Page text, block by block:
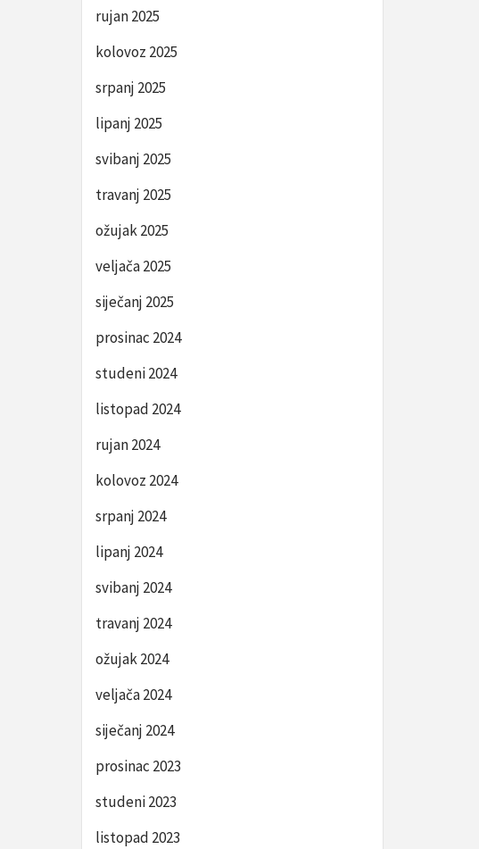
rujan 2025
kolovoz 2025
srpanj 2025
lipanj 2025
svibanj 2025
travanj 2025
ožujak 2025
veljača 2025
siječanj 2025
prosinac 2024
studeni 2024
listopad 2024
rujan 2024
kolovoz 2024
srpanj 2024
lipanj 2024
svibanj 2024
travanj 2024
ožujak 2024
veljača 2024
siječanj 2024
prosinac 2023
studeni 2023
listopad 2023